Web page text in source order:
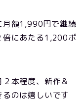
月額1,990円で継続
倍にあたる1,200ポ
本程度、新作＆
のは嬉しいです